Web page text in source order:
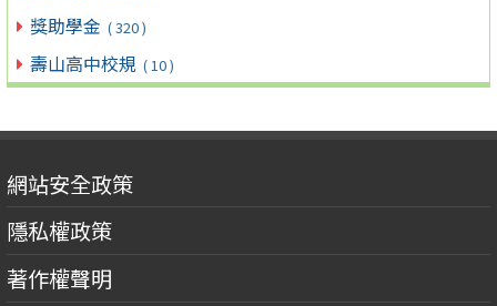
獎助學金 ( 320 )
壽山高中校規 ( 10 )
網站安全政策
隱私權政策
著作權聲明